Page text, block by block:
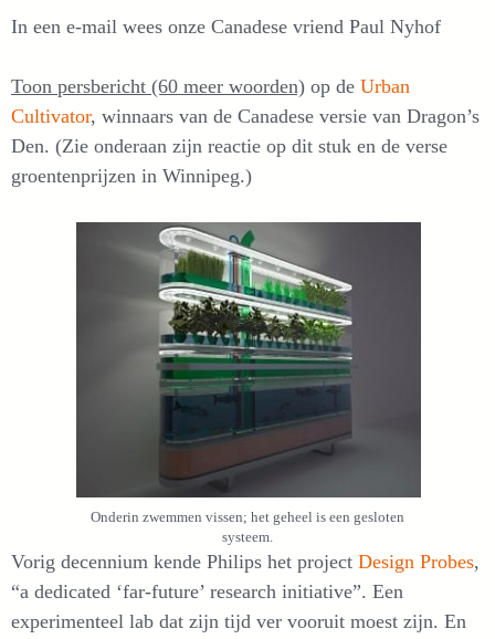
In een e-mail wees onze Canadese vriend Paul Nyhof
Toon persbericht (60 meer woorden) op de Urban
Cultivator, winnaars van de Canadese versie van Dragon’s
Den. (Zie onderaan zijn reactie op dit stuk en de verse
groentenprijzen in Winnipeg.)
Onderin zwemmen vissen; het geheel is een gesloten
systeem.
Vorig decennium kende Philips het project Design Probes,
“a dedicated ‘far-future’ research initiative”. Een
experimenteel lab dat zijn tijd ver vooruit moest zijn. En